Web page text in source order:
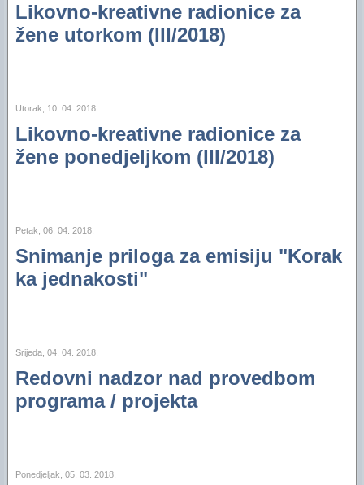
Likovno-kreativne radionice za
žene utorkom (III/2018)
Utorak, 10. 04. 2018.
Likovno-kreativne radionice za
žene ponedjeljkom (III/2018)
Petak, 06. 04. 2018.
Snimanje priloga za emisiju "Korak
ka jednakosti"
Srijeda, 04. 04. 2018.
Redovni nadzor nad provedbom
programa / projekta
Ponedjeljak, 05. 03. 2018.